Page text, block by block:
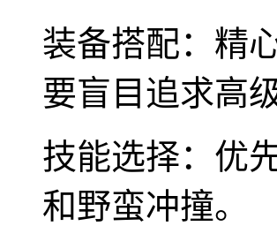
装备搭配：精
要盲目追求高
技能选择：优
和野蛮冲撞。